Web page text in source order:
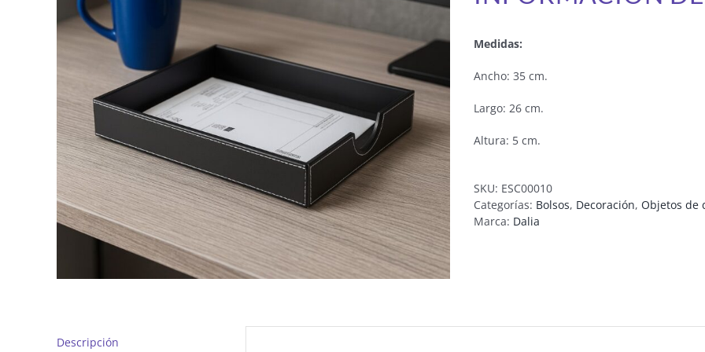
Medidas:
Ancho: 35 cm.
Largo: 26 cm.
Altura: 5 cm.
SKU: ESC00010
Categorías: Bolsos, Decoración, Objetos de
Marca: Dalia
Descripción